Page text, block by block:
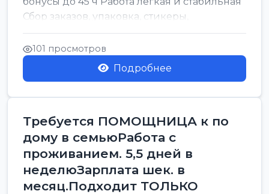
Сбор заказов, упаковка, стикеры,
сортировка Воскре...
101 просмотров
Подробнее
Требуется ПОМОЩНИЦА к по
дому в семьюРабота с
проживанием. 5,5 дней в
неделюЗарплата шек. в
месяц.Подходит ТОЛЬКО